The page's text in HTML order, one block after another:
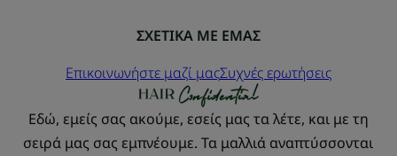
ΣΧΕΤΙΚΑ ΜΕ ΕΜΑΣ
Επικοινωνήστε μαζί μαςΣυχνές ερωτήσεις
Εδώ, εμείς σας ακούμε, εσείς μας τα λέτε, και με τη
σειρά μας σας εμπνέουμε. Τα μαλλιά αναπτύσσονται